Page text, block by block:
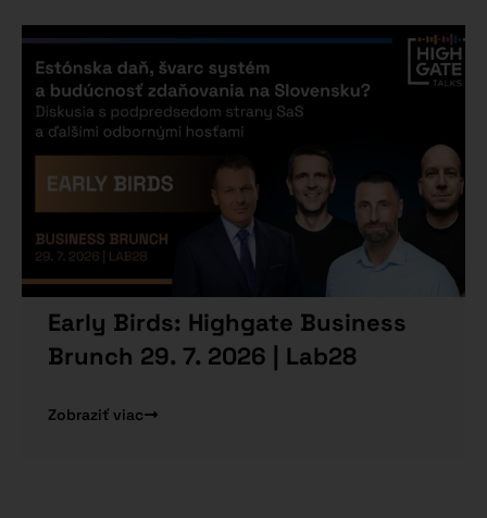
Early Birds: Highgate Business
Brunch 29. 7. 2026 | Lab28
Zobraziť viac